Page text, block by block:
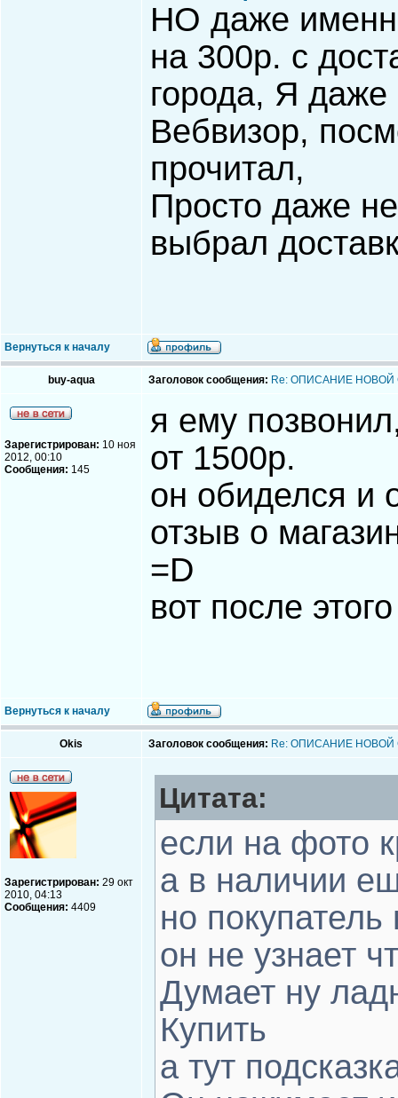
НО даже
на 300р. с
города, Я
Вебвизор,
прочитал,
Просто даже
выбрал
Вернуться к началу
buy-aqua Заголовок сообщения: Re: ОПИСАНИЕ
Зарегистрирован: 10 ноя
2012, 00:10
Сообщения: 145
я ему
от 1500р.
он обиделся и
отзыв о
=D
вот после
Вернуться к началу
Okis Заголовок сообщения: Re: ОПИСАНИЕ
Зарегистрирован: 29 окт
2010, 04:13
Сообщения: 4409
Цитата:
если на фото
а в наличии
но
он не узнает
Думает ну
Купить
а тут